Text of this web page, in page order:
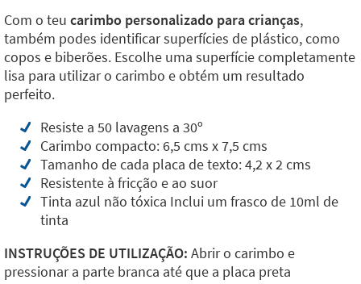
Com o teu carimbo personalizado para crianças,
também podes identificar superfícies de plástico, como
copos e biberões. Escolhe uma superfície completamente
lisa para utilizar o carimbo e obtém um resultado
perfeito.
Resiste a 50 lavagens a 30º
Carimbo compacto: 6,5 cms x 7,5 cms
Tamanho de cada placa de texto: 4,2 x 2 cms
Resistente à fricção e ao suor
Tinta azul não tóxica Inclui um frasco de 10ml de
tinta
INSTRUÇÕES DE UTILIZAÇÃO: Abrir o carimbo e
pressionar a parte branca até que a placa preta